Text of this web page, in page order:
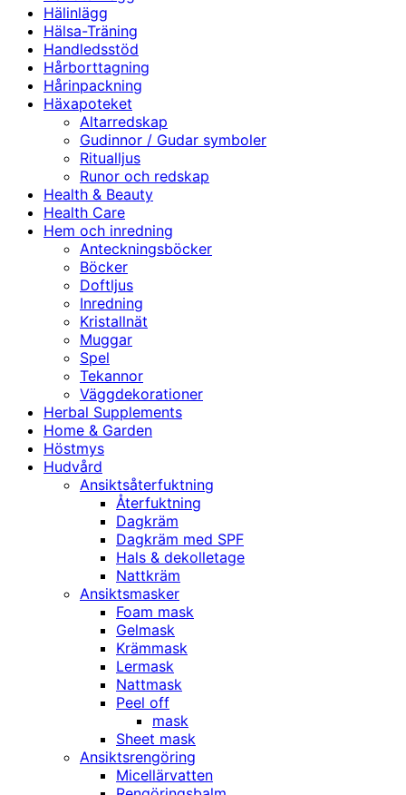
Hälinlägg
Hälsa-Träning
Handledsstöd
Hårborttagning
Hårinpackning
Häxapoteket
Altarredskap
Gudinnor / Gudar symboler
Ritualljus
Runor och redskap
Health & Beauty
Health Care
Hem och inredning
Anteckningsböcker
Böcker
Doftljus
Inredning
Kristallnät
Muggar
Spel
Tekannor
Väggdekorationer
Herbal Supplements
Home & Garden
Höstmys
Hudvård
Ansiktsåterfuktning
Återfuktning
Dagkräm
Dagkräm med SPF
Hals & dekolletage
Nattkräm
Ansiktsmasker
Foam mask
Gelmask
Krämmask
Lermask
Nattmask
Peel off
mask
Sheet mask
Ansiktsrengöring
Micellärvatten